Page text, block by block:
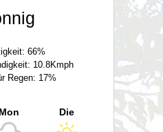
66%
10.8Kmph
Regen: 17%
Mon Die